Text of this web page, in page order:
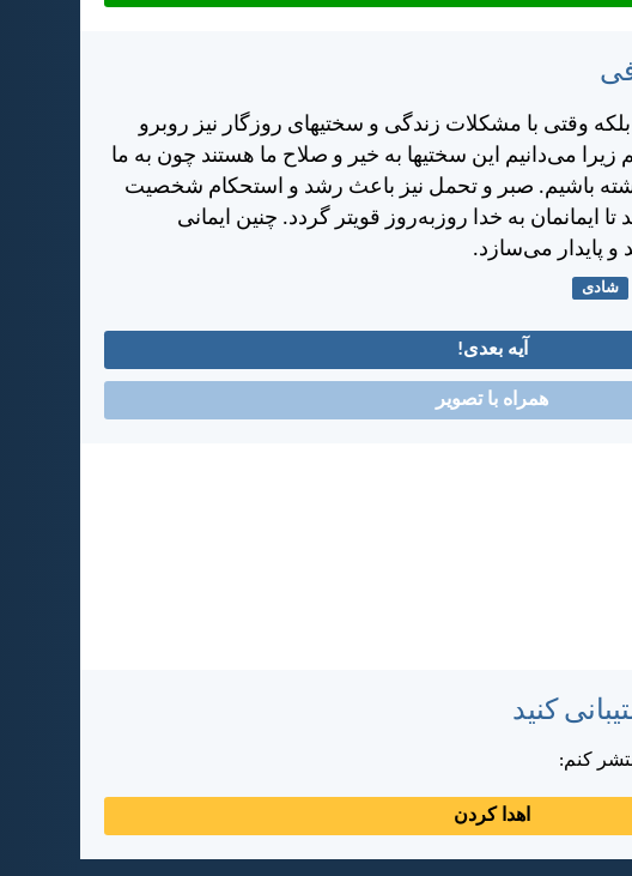
بلكه وقتی با مشكلات زندگی و سختیهای روزگار نيز روبرو
می‌دانيم اين سختیها به خير و صلاح ما هستند چون به ما
باشيم. صبر و تحمل نيز باعث رشد و استحكام شخصيت
ايمانمان به خدا روز‌به‌روز قویتر گردد. چنين ايمانی
و پايدار می‌سازد.
شادی
آیه بعدی!
همراه با تصویر
کنم:
اهدا کردن